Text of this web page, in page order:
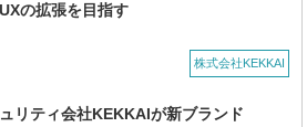
の拡張を目指す
株式会社KEKKAI
リティ会社KEKKAIが新ブランド